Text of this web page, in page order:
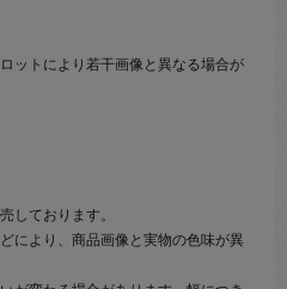
ットにより若干画像と異なる場合が
しております。
により、商品画像と実物の色味が異